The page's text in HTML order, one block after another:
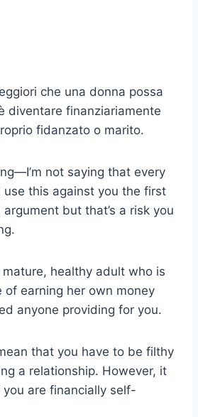
che una donna possa
diventare finanziariamente
fidanzato o marito.
not saying that every
use this against you the first
but that’s a risk you
mature, healthy adult who is
of earning her own money
anyone providing for you.
that you have to be filthy
a relationship. However, it
are financially self-